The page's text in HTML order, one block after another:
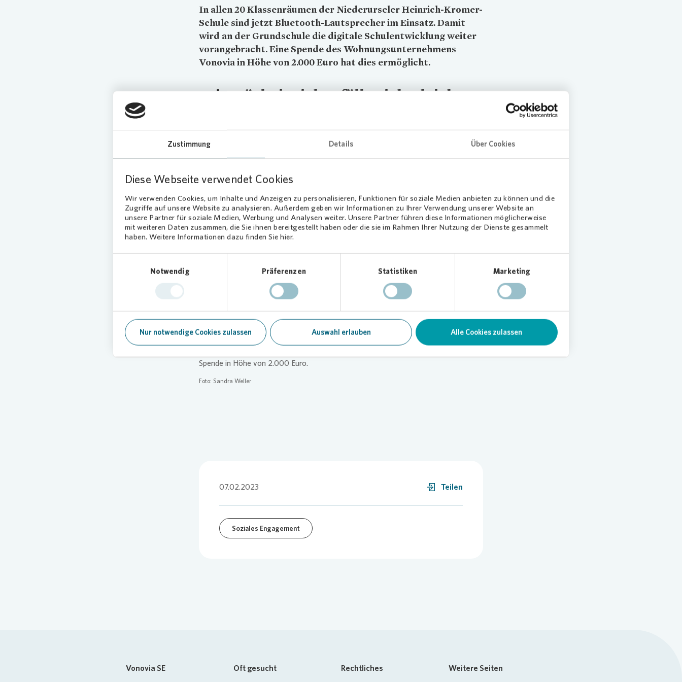
Zustimmung Details Über Cookies
Diese Webseite verwendet Cookies
Wir verwenden Cookies, um Inhalte und Anzeigen zu personalisieren, Funktionen für soziale Medien anbieten zu können und die
Zugriffe auf unsere Website zu analysieren. Außerdem geben wir Informationen zu Ihrer Verwendung unserer Website an
unsere Partner für soziale Medien, Werbung und Analysen weiter. Unsere Partner führen diese Informationen möglicherweise
mit weiteren Daten zusammen, die Sie ihnen bereitgestellt haben oder die sie im Rahmen Ihrer Nutzung der Dienste gesammelt
haben. Weitere Informationen dazu finden Sie hier.
Notwendig
Präferenzen Statistiken Marketing
Nur notwendige Cookies zulassen Auswahl erlauben Alle Cookies zulassen
In allen 20 Klassenräumen der Niederurseler Heinrich-Kromer-
Schule sind jetzt Bluetooth-Lautsprecher im Einsatz. Damit
wird an der Grundschule die digitale Schulentwicklung weiter
vorangebracht. Eine Spende des Wohnungsunternehmens
Vonoviain Höhe von 2.000 Euro hat dies ermöglicht.
Mit Hörbeispielen fällt vieles leichter
Tablets im Unterricht. Nun kommen durch die Bluetooth-Lautsprecher die
eingesetzten Hörbeispiele und Musik in jeden Winkel der Klassenräume und
bereichern damit den Unterricht. Die modernen Lautsprecher bieten einen
Bluetooth-Lautsprecher häufig im
Einsatz
Sprechbeispielen von Muttersprachlern besser. Im Musikunterricht selbst ein
Instrument zu spielen, fällt mit unterstützender Musik aus einem klangstarken
Lautsprecher leichter. Selbst das Aufräumen des eigenen Arbeitsplatzes macht bei
„Wir verstehen uns als Teil der Stadtgesellschaft und Nachbarschaft. Es freut uns
sehr, dass Lehrerkollegium und Schülerschaft die Lautsprecher im Schulalltag häufig
Spende in Höhe von 2.000 Euro.
Foto: Sandra Weller
07.02.2023 Teilen
Soziales Engagement
Vonovia SE Oft gesucht Rechtliches Weitere Seiten